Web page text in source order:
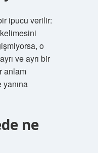
ipucu verilir:
o
ve ayrı bir
anlam
ne